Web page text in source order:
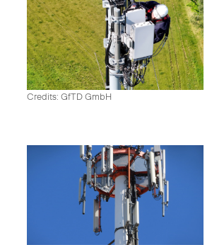
Credits: GfTD GmbH